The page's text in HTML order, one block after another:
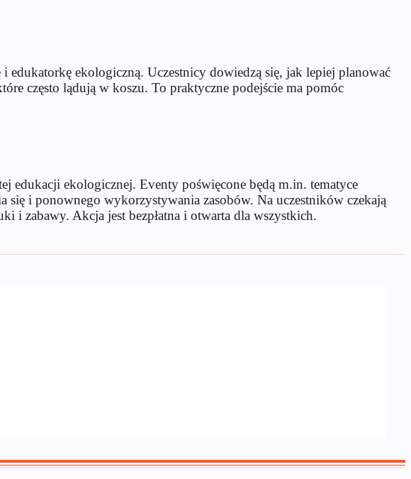
ekologiczną. Uczestnicy dowiedzą się, jak lepiej planować
często lądują w koszu. To praktyczne podejście ma pomóc
edukacji ekologicznej. Eventy poświęcone będą m.in. tematyce
i ponownego wykorzystywania zasobów. Na uczestników czekają
i zabawy. Akcja jest bezpłatna i otwarta dla wszystkich.